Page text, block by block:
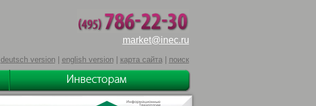
market@inec.ru
deutsch version| english version| карта сайта| поиск